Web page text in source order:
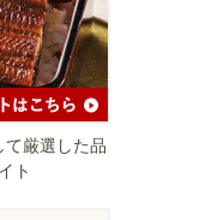
て厳選した品
ト